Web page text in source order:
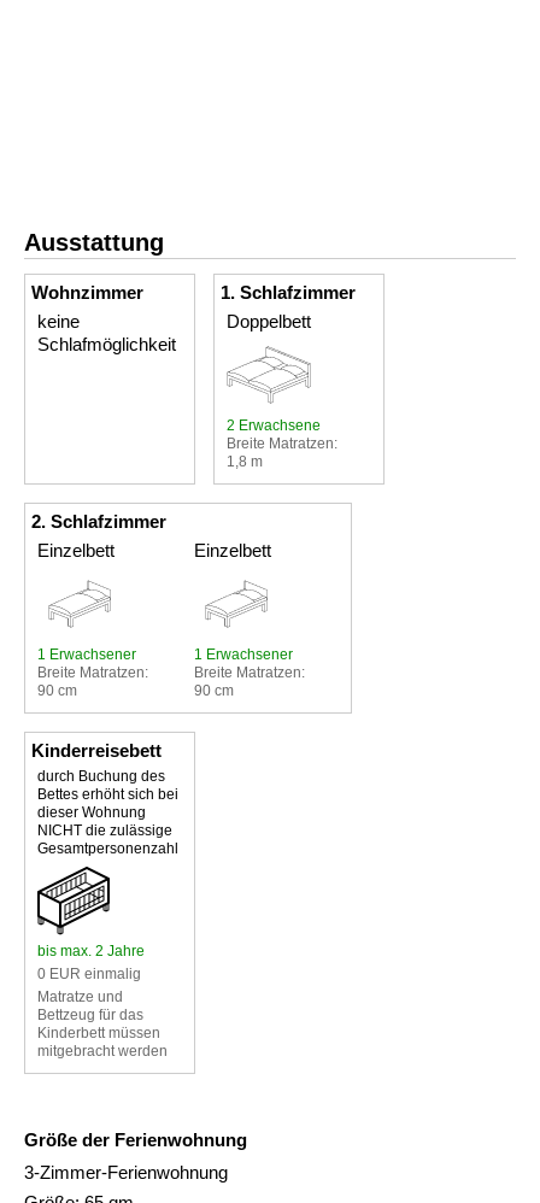
Ausstattung
Wohnzimmer
keine
Schlafmöglichkeit
1. Schlafzimmer
Doppelbett
2 Erwachsene
Breite Matratzen:
1,8 m
2. Schlafzimmer
Einzelbett
1 Erwachsener
Breite Matratzen:
90 cm
Einzelbett
1 Erwachsener
Breite Matratzen:
90 cm
Kinderreisebett
durch Buchung des
Bettes erhöht sich bei
dieser Wohnung
NICHT die zulässige
Gesamtpersonenzahl
bis max. 2 Jahre
0 EUR einmalig
Matratze und
Bettzeug für das
Kinderbett müssen
mitgebracht werden
Größe der Ferienwohnung
3-Zimmer-Ferienwohnung